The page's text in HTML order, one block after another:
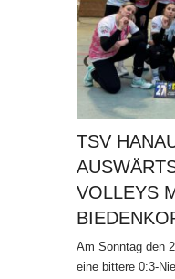
TSV
VOLLEYS
Am Sonntag den
eine bittere 0:3-